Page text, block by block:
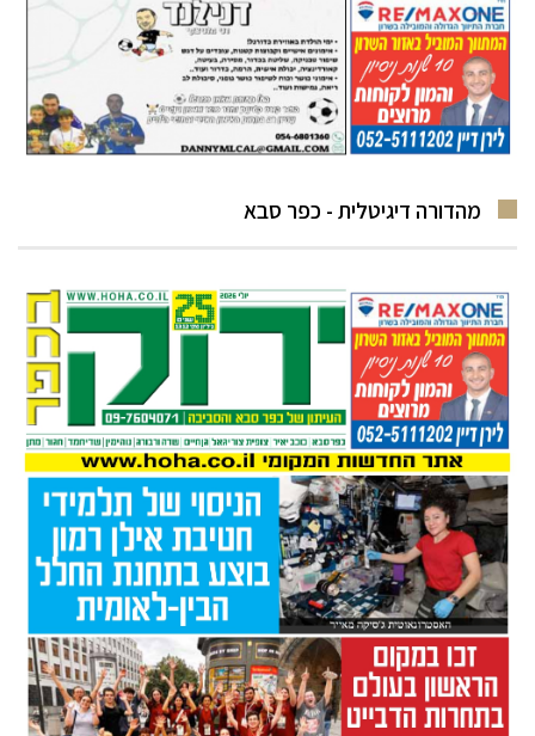
מהדורה דיגיטלית - כפר סבא